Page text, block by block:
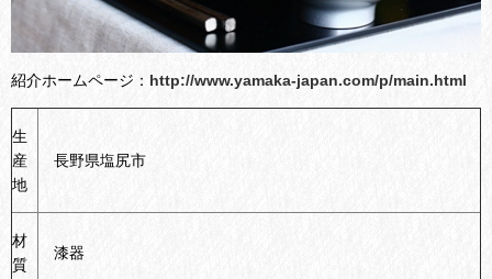
紹介ホームページ： http://www.yamaka-japan.com/p/main.html
生
産
地
長野県塩尻市
材
質
漆器